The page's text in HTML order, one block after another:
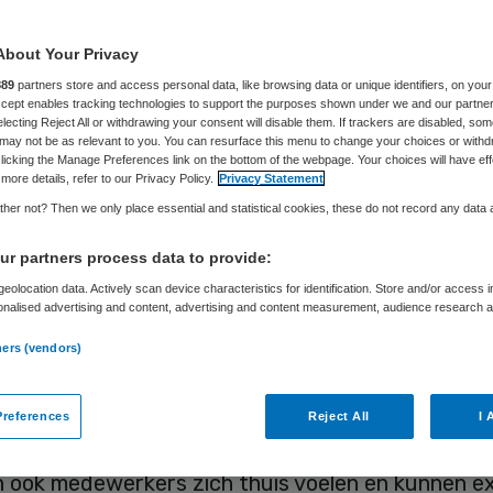
René Lolkema en Maarten Bos26 februari 2020,14:21 523
naar geschikte woningen en zorgvastgoed gaat
de komende jaren explosief stijgen. Dit vraagstuk
alleen om aantallen, maar veel meer over de
huisvesting.
hoe je woonzorgconcepten kunt ontwikkelen
ook medewerkers zich thuis voelen en kunnen
Your Privacy
partners store and access personal data, like browsing data or unique identifiers, on your
enables tracking technologies to support the purposes shown under we and our
Reject All or withdrawing your consent will disable them. If trackers are disabled,
not be as relevant to you. You can resurface this menu to change your choices or
the Manage Preferences link on the bottom of the webpage. Your choices will have
details, refer to our Privacy Policy. Privacy Statement
not? Then we only place essential and statistical cookies, these do not record any data
partners process data to provide:
data. Actively scan device characteristics for identification. Store and/or access
advertising and content, advertising and content measurement, audience research
(vendors)
Reject All I